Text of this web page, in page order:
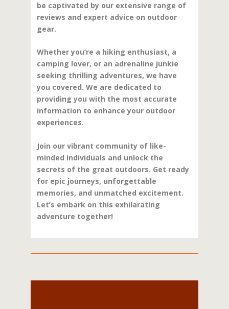
be captivated by our extensive range of
reviews and expert advice on outdoor
gear.
Whether you’re a hiking enthusiast, a
camping lover, or an adrenaline junkie
seeking thrilling adventures, we have
you covered. We are dedicated to
providing you with the most accurate
information to enhance your outdoor
experiences.
Join our vibrant community of like-
minded individuals and unlock the
secrets of the great outdoors. Get ready
for epic journeys, unforgettable
memories, and unmatched excitement.
Let’s embark on this exhilarating
adventure together!